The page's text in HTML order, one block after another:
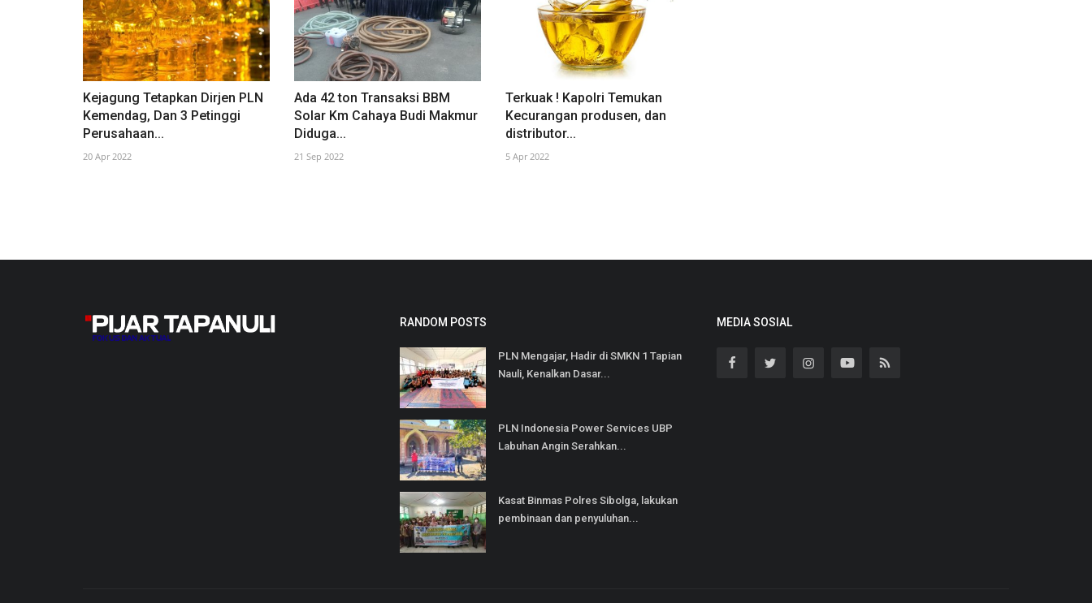
Kejagung Tetapkan Dirjen PLN
Kemendag, Dan 3 Petinggi
Perusahaan...
20 Apr 2022
Ada 42 ton Transaksi BBM
Solar Km Cahaya Budi Makmur
Diduga...
21 Sep 2022
Terkuak ! Kapolri Temukan
Kecurangan produsen, dan
distributor...
5 Apr 2022
RANDOM POSTS
PLN Mengajar, Hadir di SMKN 1 Tapian
Nauli, Kenalkan Dasar...
PLN Indonesia Power Services UBP
Labuhan Angin Serahkan...
Kasat Binmas Polres Sibolga, lakukan
pembinaan dan penyuluhan...
MEDIA SOSIAL